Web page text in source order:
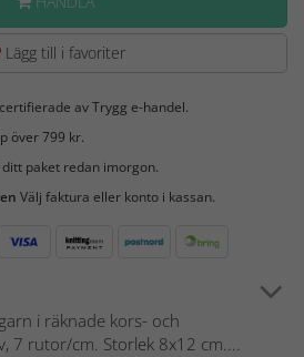
Lägg till i favoriter
av Trygg e-handel.
över 799 kr.
ditt paket redan imorgon.
Välj faktura eller konto i kassan.
i räknade kors- och
7 rutor/cm. Storlek 8x12 cm....